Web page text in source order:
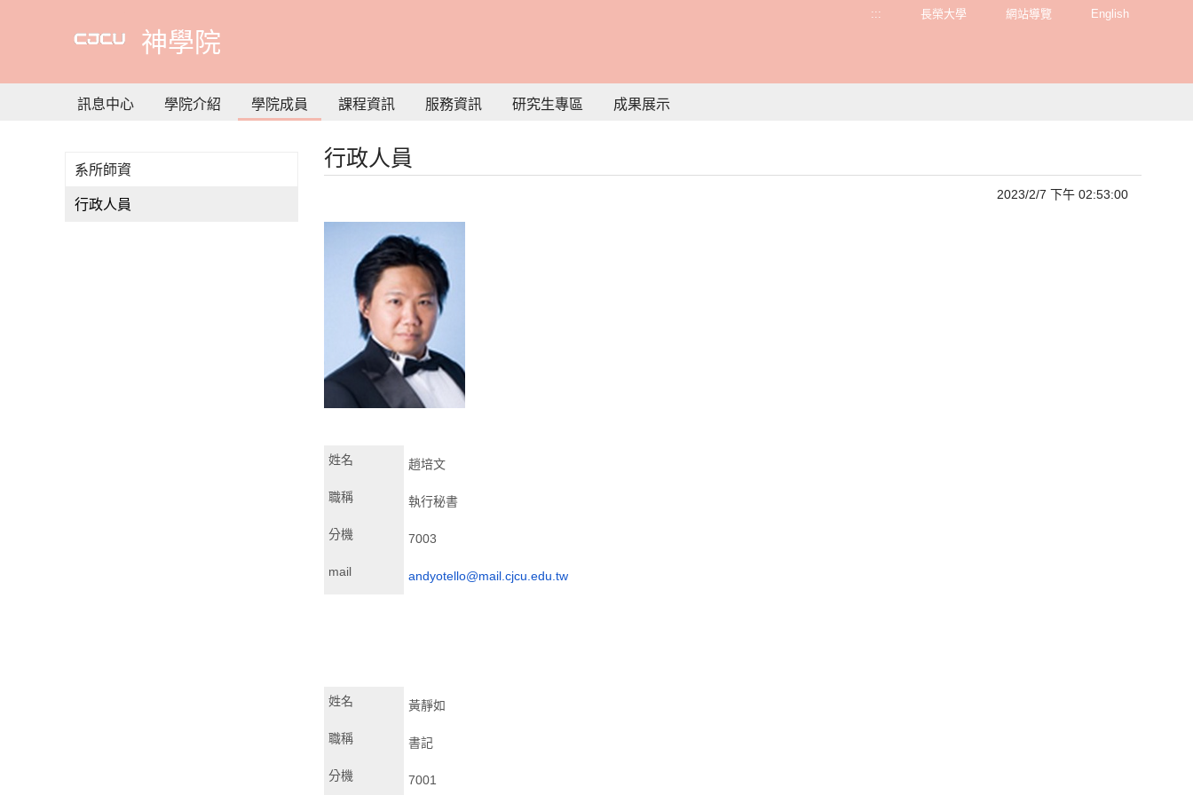
要
容
神學院
::: 長榮大學 網站導覽 English
訊息中心 學院介紹 學院成員 課程資訊 服務資訊 研究生專區 成果展示
行政人員
2023/2/7 下午 02:53:00
姓名 趙培文
職稱 執行秘書
分機 7003
mail andyotello@mail.cjcu.edu.tw
姓名 黃靜如
職稱 書記
分機 7001
系所師資
行政人員